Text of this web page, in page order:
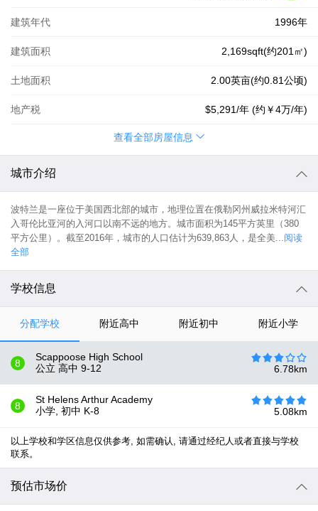
建筑年代 1996年
建筑面积 2,169sqft(约201㎡)
土地面积 2.00英亩(约0.81公顷)
地产税 $5,291/年 (约 ￥4万/年)
查看全部房屋信息
城市介绍
波特兰是一座位于美国西北部的城市，地理位置在俄勒冈州威拉米特河汇
入哥伦比亚河的入河口以南不远的地方。城市面积为145平方英里（380
平方公里）。截至2016年，城市的人口估计为639,863人，是全美...阅读
全部
学校信息
分配学校 附近高中 附近初中 附近小学
8
Scappoose High School
公立 高中 9-12 6.78km
8
St Helens Arthur Academy
小学, 初中 K-8 5.08km
以上学校和学区信息仅供参考, 如需确认, 请通过经纪人或者直接与学校
联系。
预估市场价